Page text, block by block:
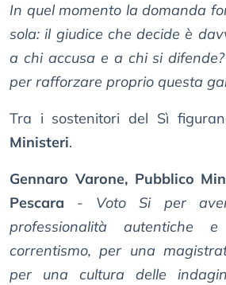
In quel momento la domanda
sola: il giudice che decide è
a chi accusa e a chi si
per rafforzare proprio questa
Tra i sostenitori del Sì
Ministeri.
Gennaro Varone, Pubblico
Pescara - Voto Si per
professionalità autentiche
correntismo, per una
per una cultura delle